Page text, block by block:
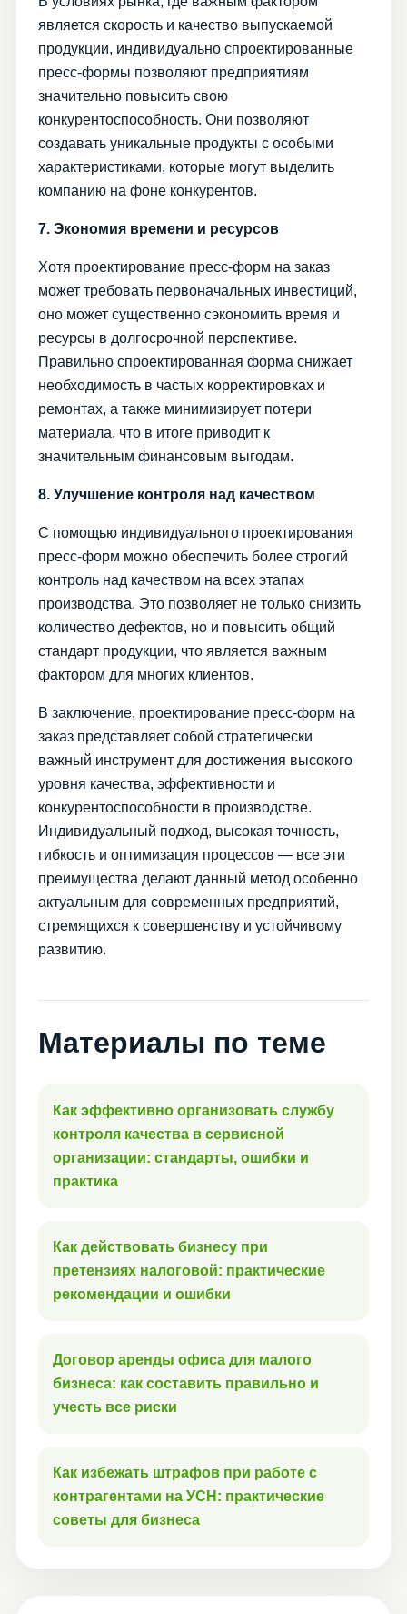
является скорость и качество выпускаемой
продукции, индивидуально спроектированные
пресс-формы позволяют предприятиям
значительно повысить свою
конкурентоспособность. Они позволяют
создавать уникальные продукты с особыми
характеристиками, которые могут выделить
компанию на фоне конкурентов.
7. Экономия времени и ресурсов
Хотя проектирование пресс-форм на заказ
может требовать первоначальных инвестиций,
оно может существенно сэкономить время и
ресурсы в долгосрочной перспективе.
Правильно спроектированная форма снижает
необходимость в частых корректировках и
ремонтах, а также минимизирует потери
материала, что в итоге приводит к
значительным финансовым выгодам.
8. Улучшение контроля над качеством
С помощью индивидуального проектирования
пресс-форм можно обеспечить более строгий
контроль над качеством на всех этапах
производства. Это позволяет не только снизить
количество дефектов, но и повысить общий
стандарт продукции, что является важным
фактором для многих клиентов.
В заключение, проектирование пресс-форм на
заказ представляет собой стратегически
важный инструмент для достижения высокого
уровня качества, эффективности и
конкурентоспособности в производстве.
Индивидуальный подход, высокая точность,
гибкость и оптимизация процессов — все эти
преимущества делают данный метод особенно
актуальным для современных предприятий,
стремящихся к совершенству и устойчивому
развитию.
Материалы по теме
Как эффективно организовать службу
контроля качества в сервисной
организации: стандарты, ошибки и
практика
Как действовать бизнесу при
претензиях налоговой: практические
рекомендации и ошибки
Договор аренды офиса для малого
бизнеса: как составить правильно и
учесть все риски
Как избежать штрафов при работе с
контрагентами на УСН: практические
советы для бизнеса